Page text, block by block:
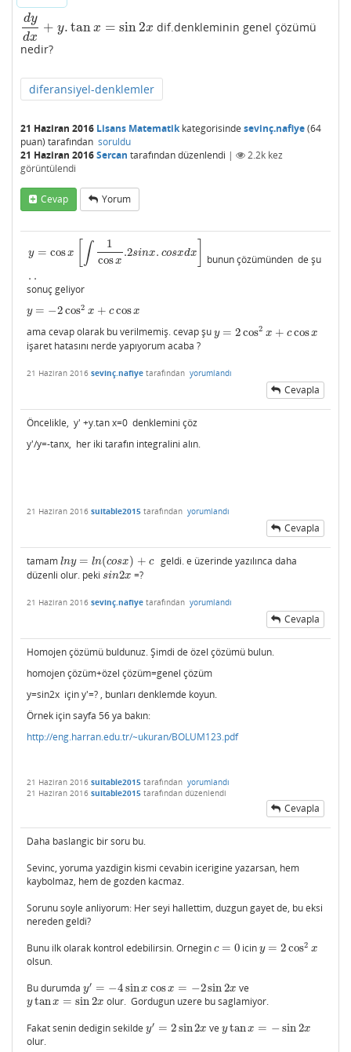
dy
dx
+ y.tanx = sin2x
dyd x+y .tanx=sin 2x
dif.denkleminin genel çözümü
nedir?
diferansiyel-denklemler
21 Haziran 2016 Lisans Matematikkategorisinde sevinç.nafiye(64
puan) tarafından soruldu
21 Haziran 2016Sercan tarafındandüzenlendi | 2.2k kez
görüntülendi
Cevap Yorum
y = cosx ∫
1
cosx
.2sinx. cosxdx
. .
y= x[∫1cos x.2 sinx.cosxdx].. bunun çözümünden de şu
sonuç geliyor
y = −2cos2 x + c cosx
y=−2 cos2x+ccos x
ama cevap olarak bu verilmemiş. cevap şu y = 2cos2 x + c cosx
y=2cos2x+c cosx
işaret hatasını nerde yapıyorum acaba ?
21 Haziran 2016 sevinç.nafiye tarafından yorumlandı
Cevapla
Öncelikle, y' +y.tan x=0 denklemini çöz
y'/y=-tanx, her iki tarafın integralini alın.
21 Haziran 2016 suitable2015 tarafından yorumlandı
Cevapla
tamam lny = ln(cosx) + c
lny= ln( cosx)+c
geldi. e üzerinde yazılınca daha
düzenli olur. peki sin2x
sin2x =?
21 Haziran 2016 sevinç.nafiye tarafından yorumlandı
Cevapla
Homojen çözümü buldunuz. Şimdi de özel çözümü bulun.
homojen çözüm+özel çözüm=genel çözüm
y=sin2x için y'=? , bunları denklemde koyun.
Örnek için sayfa 56 ya bakın:
http://eng.harran.edu.tr/~ukuran/BOLUM123.pdf
21 Haziran 2016 suitable2015 tarafından yorumlandı
21 Haziran 2016 suitable2015 tarafından düzenlendi
Cevapla
Daha baslangic bir soru bu.
Sevinc, yoruma yazdigin kismi cevabin icerigine yazarsan, hem
kaybolmaz, hem de gozden kacmaz.
Sorunu soyle anliyorum: Her seyi hallettim, duzgun gayet de, bu eksi
nereden geldi?
Bunu ilk olarak kontrol edebilirsin. Ornegin c = 0
c=0 iciny = 2cos2 x
y=2cos2x
olsun.
Bu durumda y′ = −4sinx cosx = −2sin2x
y′= −4 sinxcosx= −2sin2 x ve
y tanx = sin2x
ytanx=sin2 x olur. Gordugun uzere bu saglamiyor.
Fakat senin dedigin sekilde y′ = 2sin2x
y′= 2sin2x veytanx = −sin2x
ytanx=− sin 2x
olur.